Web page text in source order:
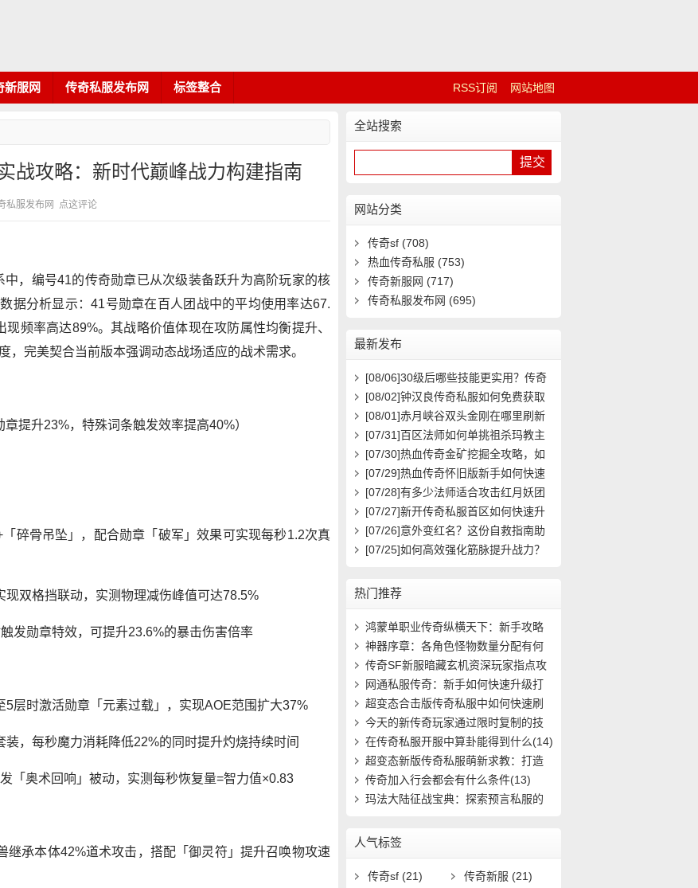
新服网 传奇私服发布网 标签整合 RSS订阅 网站地图
战攻略：新时代巅峰战力构建指南
私服发布网 点这评论
，编号41的传奇勋章已从次级装备跃升为高阶玩家的核
据分析显示：41号勋章在百人团战中的平均使用率达67.
频率高达89%。其战略价值体现在攻防属性均衡提升、
完美契合当前版本强调动态战场适应的战术需求。
提升23%，特殊词条触发效率提高40%）
碎骨吊坠」，配合勋章「破军」效果可实现每秒1.2次真
双格挡联动，实测物理减伤峰值可达78.5%
发勋章特效，可提升23.6%的暴击伤害倍率
层时激活勋章「元素过载」，实现AOE范围扩大37%
，每秒魔力消耗降低22%的同时提升灼烧持续时间
「奥术回响」被动，实测每秒恢复量=智力值×0.83
继承本体42%道术攻击，搭配「御灵符」提升召唤物攻速
全站搜索
网站分类
传奇sf (708)
热血传奇私服 (753)
传奇新服网 (717)
传奇私服发布网 (695)
最新发布
[08/06]30级后哪些技能更实用？传奇
玩家必看攻略
[08/02]钟汉良传奇私服如何免费获取
高级装备与快速升级攻略？
[08/01]赤月峡谷双头金刚在哪里刷新
具体位置坐标是什么？
[07/31]百区法师如何单挑祖杀玛教主
求高效打法？
[07/30]热血传奇金矿挖掘全攻略，如
何高效挖矿？
[07/29]热血传奇怀旧版新手如何快速
起步？前期必做任务与升级技巧有哪
些？
[07/28]有多少法师适合攻击红月妖团
队？
[07/27]新开传奇私服首区如何快速升
级？装备获取攻略有哪些？
[07/26]意外变红名？这份自救指南助
你快速洗白
[07/25]如何高效强化筋脉提升战力？
热门推荐
鸿蒙单职业传奇纵横天下：新手攻略
(551)
神器序章：各角色怪物数量分配有何
异同(659)
传奇SF新服暗藏玄机资深玩家指点攻
略秘籍(904)
网通私服传奇：新手如何快速升级打
宝？(525)
超变态合击版传奇私服中如何快速刷
到终极装(653)
今天的新传奇玩家通过限时复制的技
能(23)
在传奇私服开服中算卦能得到什么(14)
超变态新版传奇私服萌新求教：打造
极品装备(785)
传奇加入行会都会有什么条件(13)
玛法大陆征战宝典：探索预言私服的
人气标签
传奇sf (21) 传奇新服 (21)